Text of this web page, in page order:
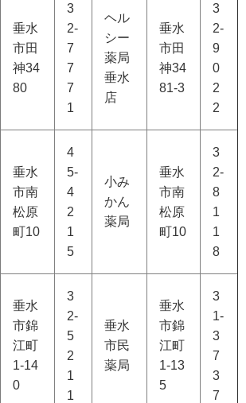
垂水
市田
神34
80
3
2-
7
7
7
1
ヘル
シー
薬局
垂水
店
垂水
市田
神34
81-3
3
2-
9
0
2
2
垂水
市南
松原
町10
4
5-
4
2
1
5
小み
かん
薬局
垂水
市南
松原
町10
3
2-
8
1
1
8
垂水
市錦
江町
1-14
0
3
2-
5
2
1
1
垂水
市民
薬局
垂水
市錦
江町
1-13
5
3
1-
3
7
3
7